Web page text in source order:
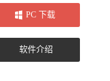
PC 下载
软件介绍